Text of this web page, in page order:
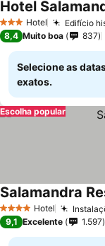
3 EstrelasHotel Edifício
Hotel
8,4 Muito boa 837
Selecione as
exatos.
Escolha popular
4 EstrelasHotel
Salamandra
9,1 Excelente 1.597